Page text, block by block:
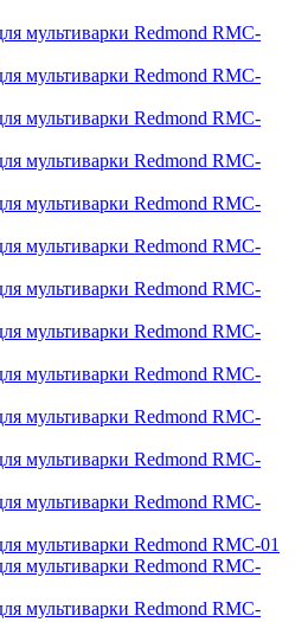
мультиварки Redmond RMC-
мультиварки Redmond RMC-
мультиварки Redmond RMC-
мультиварки Redmond RMC-
мультиварки Redmond RMC-
мультиварки Redmond RMC-
мультиварки Redmond RMC-
мультиварки Redmond RMC-
мультиварки Redmond RMC-
мультиварки Redmond RMC-
мультиварки Redmond RMC-
мультиварки Redmond RMC-
мультиварки Redmond RMC-01
мультиварки Redmond RMC-
мультиварки Redmond RMC-